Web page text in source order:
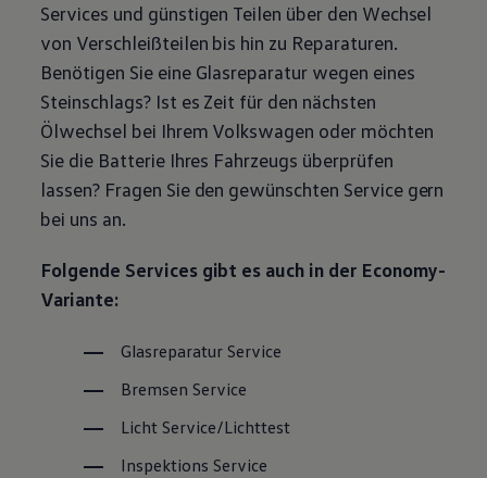
Magazin
Lifestyle
Familie
Elektromobilität
Volkswagen R
Pannen- und Unfallhilfe
Volkswagen Kundenbetreuung
Services und günstigen Teilen über den Wechsel
von Verschleißteilen bis hin zu Reparaturen.
Benötigen Sie eine Glasreparatur wegen eines
Steinschlags? Ist es Zeit für den nächsten
Ölwechsel bei Ihrem Volkswagen oder möchten
Sie die Batterie Ihres Fahrzeugs überprüfen
lassen? Fragen Sie den gewünschten Servicegern
bei uns an.
Folgende Services gibt es auch in der Economy-
Variante:
Glasreparatur Service
Bremsen Service
Licht Service/Lichttest
Inspektions Service